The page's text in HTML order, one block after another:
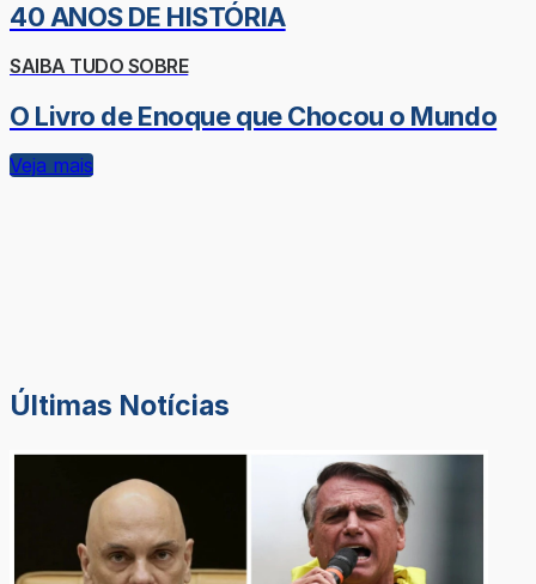
40 ANOS DE HISTÓRIA
SAIBA TUDO SOBRE
O Livro de Enoque que Chocou o Mundo
Veja mais
Últimas Notícias